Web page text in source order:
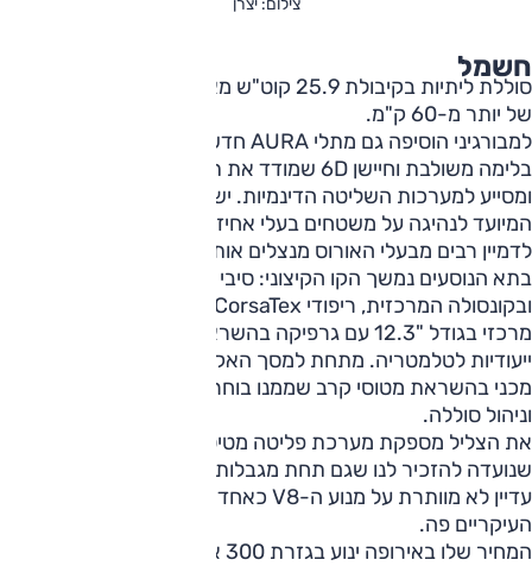
חשמל
סוללת ליתיות בקיבולת 25.9 קוט"ש מאפשרת נסיעה חשמלית
של יותר מ-60 ק"מ.
למבורגיני הוסיפה גם מתלי AURA חדשים עם שני תאים, מערכת
בלימה משולבת וחיישן 6D שמודד את תנועת הרכב בזמן אמת
ומסייע למערכות השליטה הדינמיות. יש גם מצב ראלי חדש,
המיועד לנהיגה על משטחים בעלי אחיזה מעורבת, גם אם קשה
לדמיין רבים מבעלי האורוס מנצלים אותו באמת.
בתא הנוסעים נמשך הקו הקיצוני: סיבי פחמן בדשבורד
מרכזי בגודל "12.3 עם גרפיקה בהשראת רבואלטו ותצוגות
ייעודיות לטלמטריה. מתחת למסך האקלים נמצא לוח כפתורים
מכני בהשראת מטוסי קרב שממנו בוחרים הילוך, מצב נהיגה
וניהול סוללה.
את הצליל מספקת מערכת פליטה מטיטניום של אקרפוביץ',
שנועדה להזכיר לנו שגם תחת מגבלות הפלאג אין, למבורגיני
עדיין לא מוותרת על מנוע ה-V8 כאחד ממוקדי המשיכה
העיקריים פה.
המחיר שלו באירופה ינוע בגזרת 300 אלף יורו. אורוס בייבוא